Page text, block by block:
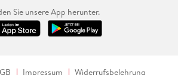
Sie unsere App herunter.
Impressum
Widerrufsbelehrung